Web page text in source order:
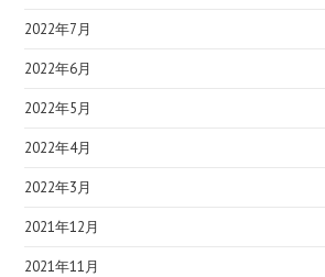
2022年7月
2022年6月
2022年5月
2022年4月
2022年3月
2021年12月
2021年11月